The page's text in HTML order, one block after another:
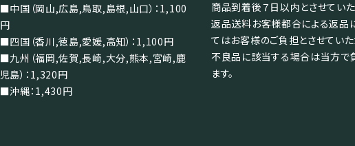
■中国（岡山,広島,鳥取,島根,山口）：1,100
円
■四国（香川,徳島,愛媛,高知）：1,100円
■九州（福岡,佐賀,長崎,大分,熊本,宮崎,鹿
児島）：1,320円
■沖縄：1,430円
商品到着後７日以内とさせていた
返品送料お客様都合による返品
てはお客様のご負担とさせていた
不良品に該当する場合は当方で
ます。